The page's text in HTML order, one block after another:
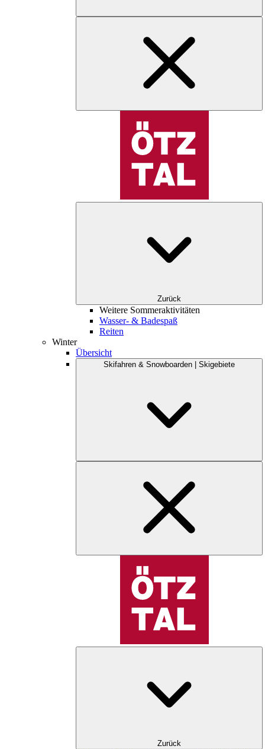
Zurück
Weitere Sommeraktivitäten
Wasser- & Badespaß
Reiten
Winter
Übersicht
Skifahren & Snowboarden | Skigebiete
Zurück